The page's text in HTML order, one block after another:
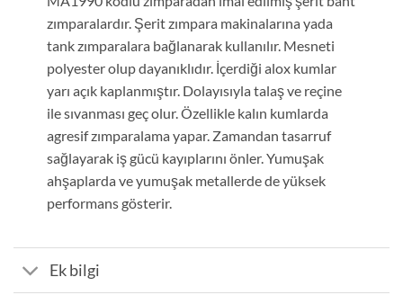
zımparalardır. Şerit zımpara makinalarına yada
tank zımparalara bağlanarak kullanılır. Mesneti
polyester olup dayanıklıdır. İçerdiği alox kumlar
yarı açık kaplanmıştır. Dolayısıyla talaş ve reçine
ile sıvanması geç olur. Özellikle kalın kumlarda
agresif zımparalama yapar. Zamandan tasarruf
sağlayarak iş gücü kayıplarını önler. Yumuşak
ahşaplarda ve yumuşak metallerde de yüksek
performans gösterir.
Ek bilgi